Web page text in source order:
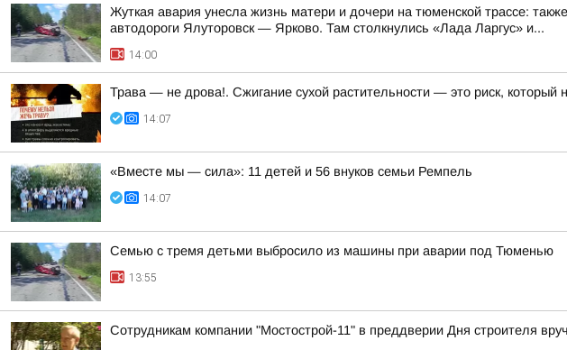
Жуткая авария унесла жизнь матери и дочери на тюменской трассе:
автодороги Ялуторовск — Ярково. Там столкнулись «Лада Ларгус» и...
14:00
Трава — не дрова!. Сжигание сухой растительности — это риск, который
14:07
«Вместе мы — сила»: 11 детей и 56 внуков семьи Ремпель
14:07
Семью с тремя детьми выбросило из машины при аварии под Тюменью
13:55
Сотрудникам компании "Мостострой-11" в преддверии Дня строителя